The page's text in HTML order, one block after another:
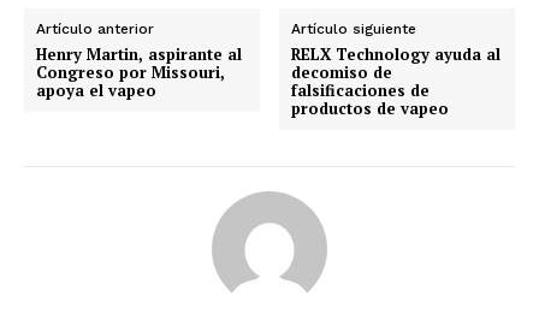
Suscríbete a nuestro boletín diario y
recibe todas las noticias del vapeo y la
reducción de daños en tu correo
receive all the news of vaping and
tobacco harm reduction in your email.
SUBSCRIBIRSE
Artículo anterior
Henry Martin, aspirante al
Congreso por Missouri,
apoya el vapeo
Artículo siguiente
RELX Technology ayuda al
decomiso de
falsificaciones de
productos de vapeo